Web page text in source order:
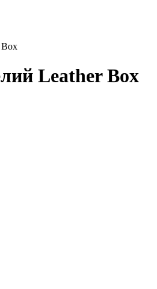
Box
Leather Box